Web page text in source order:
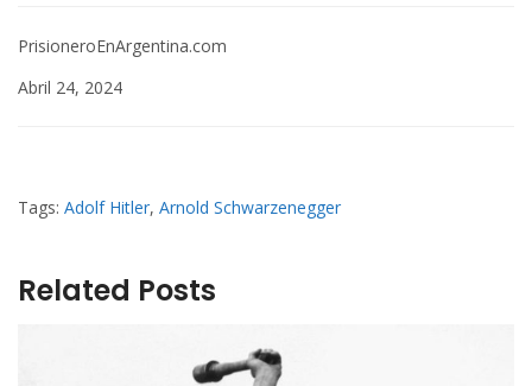
PrisioneroEnArgentina.com
Abril 24, 2024
Tags: Adolf Hitler, Arnold Schwarzenegger
Related Posts